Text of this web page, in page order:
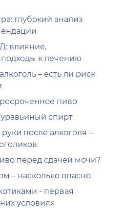
глубокий анализ
влияние,
к лечению
– есть ли риск
пиво
спирт
после алкоголя –
перед сдачей мочи?
– насколько опасно
- первая
условиях